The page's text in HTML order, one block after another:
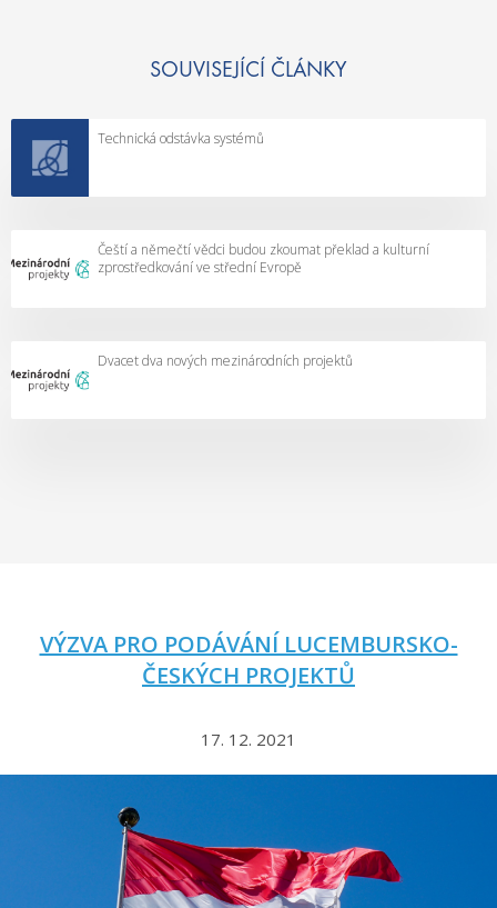
SOUVISEJÍCÍ ČLÁNKY
Technická odstávka systémů
Čeští a němečtí vědci budou zkoumat překlad a kulturní
zprostředkování ve střední Evropě
Dvacet dva nových mezinárodních projektů
VÝZVA PRO PODÁVÁNÍ LUCEMBURSKO-
ČESKÝCH PROJEKTŮ
17. 12. 2021